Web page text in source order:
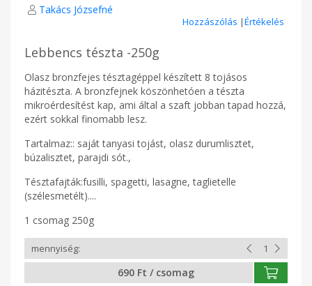
Takács Józsefné
Hozzászólás |Értékelés
Lebbencs tészta -250g
Olasz bronzfejes tésztagéppel készített 8 tojásos
házitészta. A bronzfejnek köszönhetóen a tészta
mikroérdesítést kap, ami által a szaft jobban tapad hozzá,
ezért sokkal finomabb lesz.
Tartalmaz:: saját tanyasi tojást, olasz durumlisztet,
búzalisztet, parajdi sót.,
Tésztafajták:fusilli, spagetti, lasagne, taglietelle
(szélesmetélt)....
1 csomag 250g
690 Ft / csomag